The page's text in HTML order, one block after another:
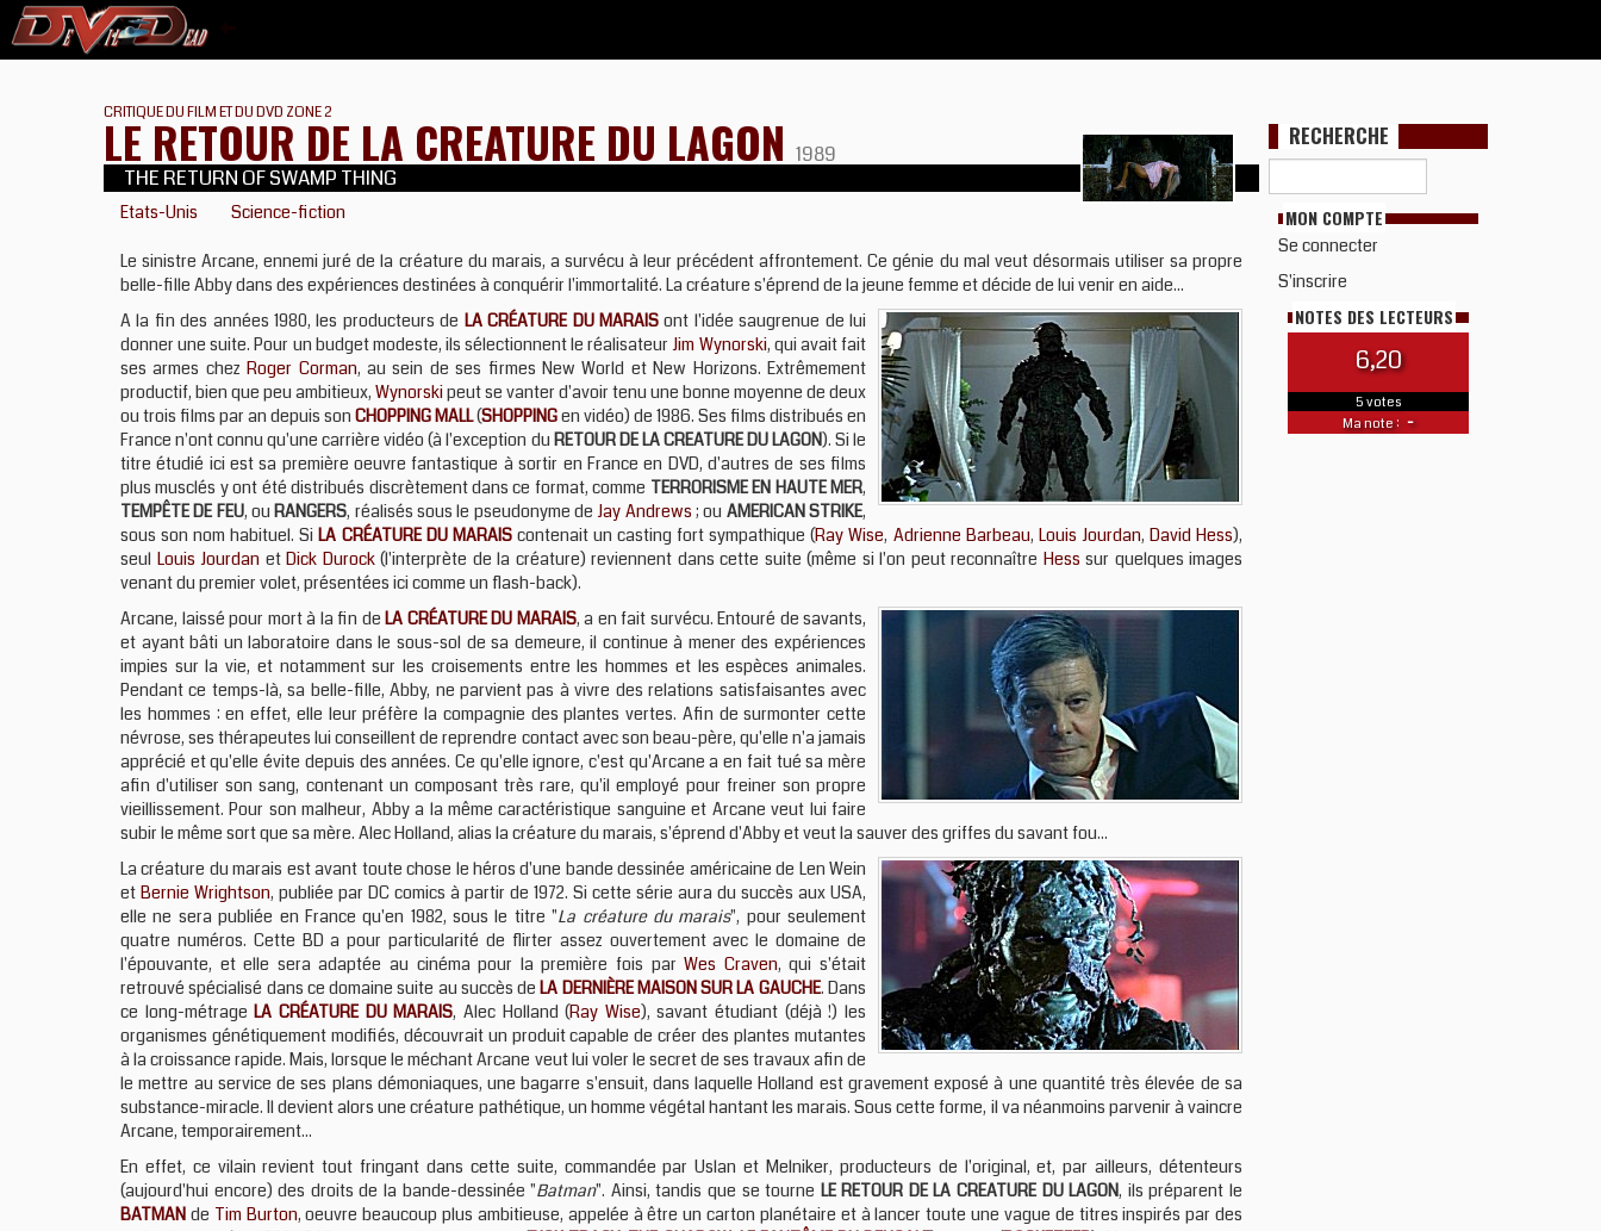
CRITIQUE DU FILM ET DU DVD ZONE 2
LE RETOUR DE LA CREATURE DU LAGON 1989
THE RETURN OF SWAMP THING
Etats-Unis Science-fiction
Le sinistre Arcane, ennemi juré de la créature du marais, a survécu à leur précédent affrontement. Ce génie du mal veut désormais utiliser sa propre
belle-fille Abby dans des expériences destinées à conquérir l'immortalité. La créature s'éprend de la jeune femme et décide de lui venir en aide...
A la fin des années 1980, les producteurs de LA CRÉATURE DU MARAISont l'idée saugrenue de lui
donner une suite. Pour un budget modeste, ils sélectionnent le réalisateurJim Wynorski, qui avait fait
ses armes chezRoger Corman, au sein de ses firmes New World et New Horizons. Extrêmement
productif, bien que peu ambitieux, Wynorskipeut se vanter d'avoir tenu une bonne moyenne de deux
ou trois films par an depuis son CHOPPING MALL(SHOPPINGen vidéo) de 1986. Ses films distribués en
France n'ont connu qu'une carrière vidéo (à l'exception du RETOUR DE LA CREATURE DU LAGON). Si le
titre étudié ici est sa première oeuvre fantastique à sortir en France en DVD, d'autres de ses films
plus musclés y ont été distribués discrètement dans ce format, comme TERRORISME EN HAUTE MER,
TEMPÊTE DE FEU, ouRANGERS, réalisés sous le pseudonyme deJay Andrews ; ou AMERICAN STRIKE,
sous son nom habituel. SiLA CRÉATURE DU MARAIScontenait un casting fort sympathique (Ray Wise, Adrienne Barbeau, Louis Jourdan,David Hess),
seul Louis Jourdan et Dick Durock(l'interprète de la créature) reviennent dans cette suite (même si l'on peut reconnaître Hess sur quelques images
venant du premier volet, présentées ici comme un flash-back).
Arcane, laissé pour mort à la fin de LA CRÉATURE DU MARAIS, a en fait survécu. Entouré de savants,
et ayant bâti un laboratoire dans le sous-sol de sa demeure, il continue à mener des expériences
impies sur la vie, et notamment sur les croisements entre les hommes et les espèces animales.
Pendant ce temps-là, sa belle-fille, Abby, ne parvient pas à vivre des relations satisfaisantes avec
les hommes : en effet, elle leur préfère la compagnie des plantes vertes. Afin de surmonter cette
névrose, ses thérapeutes lui conseillent de reprendre contact avec son beau-père, qu'elle n'a jamais
apprécié et qu'elle évite depuis des années. Ce qu'elle ignore, c'est qu'Arcane a en fait tué sa mère
afin d'utiliser son sang, contenant un composant très rare, qu'il employé pour freiner son propre
vieillissement. Pour son malheur, Abby a la même caractéristique sanguine et Arcane veut lui faire
subir le même sort que sa mère. Alec Holland, alias la créature du marais, s'éprend d'Abby et veut la sauver des griffes du savant fou...
La créature du marais est avant toute chose le héros d'une bande dessinée américaine de Len Wein
et Bernie Wrightson, publiée par DC comics à partir de 1972. Si cette série aura du succès aux USA,
elle ne sera publiée en France qu'en 1982, sous le titre "La créature du marais", pour seulement
quatre numéros. Cette BD a pour particularité de flirter assez ouvertement avec le domaine de
l'épouvante, et elle sera adaptée au cinéma pour la première fois parWes Craven, qui s'était
retrouvé spécialisé dans ce domaine suite au succès deLA DERNIÈRE MAISON SUR LA GAUCHE. Dans
ce long-métrageLA CRÉATURE DU MARAIS, Alec Holland (Ray Wise), savant étudiant (déjà !) les
organismes génétiquement modifiés, découvrait un produit capable de créer des plantes mutantes
à la croissance rapide. Mais, lorsque le méchant Arcane veut lui voler le secret de ses travaux afin de
le mettre au service de ses plans démoniaques, une bagarre s'ensuit, dans laquelle Holland est gravement exposé à une quantité très élevée de sa
substance-miracle. Il devient alors une créature pathétique, un homme végétal hantant les marais. Sous cette forme, il va néanmoins parvenir à vaincre
Arcane, temporairement...
En effet, ce vilain revient tout fringant dans cette suite, commandée par Uslan et Melniker, producteurs de l'original, et, par ailleurs, détenteurs
(aujourd'hui encore) des droits de la bande-dessinée "Batman". Ainsi, tandis que se tourne LE RETOUR DE LA CREATURE DU LAGON, ils préparent le
BATMAN de Tim Burton, oeuvre beaucoup plus ambitieuse, appelée à être un carton planétaire et à lancer toute une vague de titres inspirés par des
RECHERCHE
MON COMPTE
Se connecter
S'inscrire
NOTES DES LECTEURS
6,20
5 votes
Ma note : -